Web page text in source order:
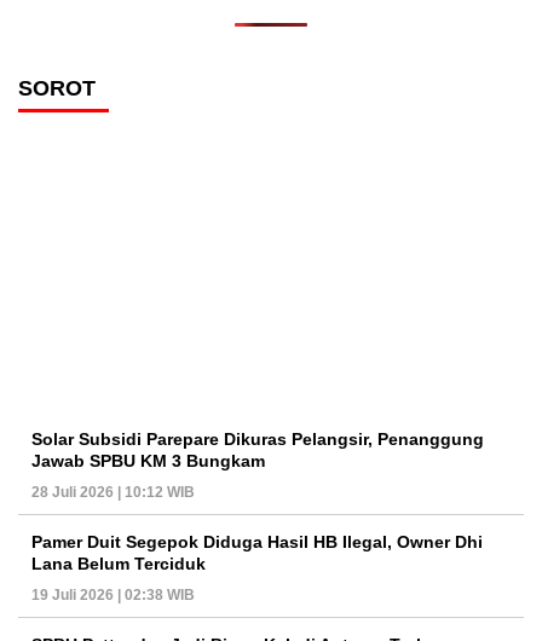
SOROT
Solar Subsidi Parepare Dikuras Pelangsir, Penanggung
Jawab SPBU KM 3 Bungkam
28 Juli 2026 | 10:12 WIB
Pamer Duit Segepok Diduga Hasil HB Ilegal, Owner Dhi
Lana Belum Terciduk
19 Juli 2026 | 02:38 WIB